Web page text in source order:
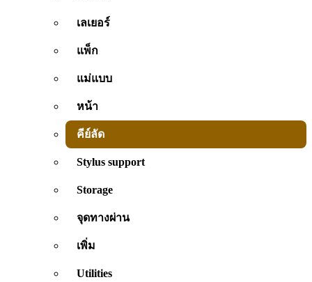
เลเยอร์
แพ็ก
แม่แบบ
หน้า
คีย์ลัด
Stylus support
Storage
จุดทางผ่าน
เพิ่ม
Utilities